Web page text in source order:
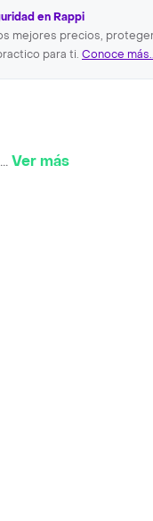
en Rappi
mejores precios,
para ti. Conoce
...Ver más